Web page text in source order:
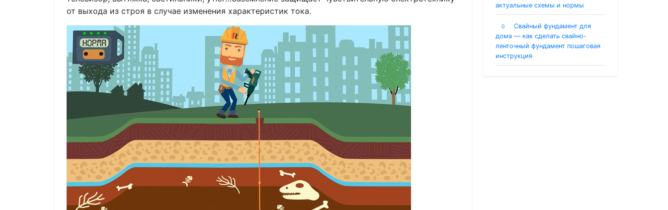
от выхода из строя в случае изменения характеристик тока.
актуальные схемы и нормы
0
Свайный фундамент для
дома — как сделать свайно-
ленточный фундамент пошаговая
инструкция